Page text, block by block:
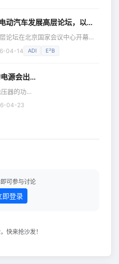
机器人的
工业级电
将目光投
而是将经
造更具性
高层论坛，以E²B创新方案赋能车身控制新架构时代
论坛在‌北京国家会议中心‌开幕，
制新架构时代”为主题，在现场
大的硬件基石。 E²B重新定义边
基于CAN/LIN 总线的分布式
04-14 ADI E²B
振铃和过热？
器的功率
点分析 电
种优势，
可能会造
本文还将
大饱和额
什么是
04-23
可参与讨论
即登录
快来抢沙发！